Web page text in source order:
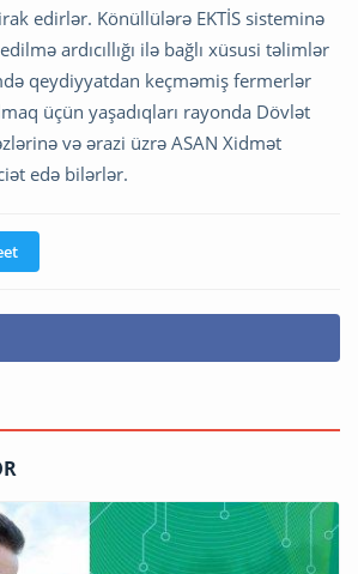
edirlər. Könüllülərə EKTİS sisteminə
ardıcıllığı ilə bağlı xüsusi təlimlər
qeydiyyatdan keçməmiş fermerlər
üçün yaşadıqları rayonda Dövlət
və ərazi üzrə ASAN Xidmət
edə bilərlər.